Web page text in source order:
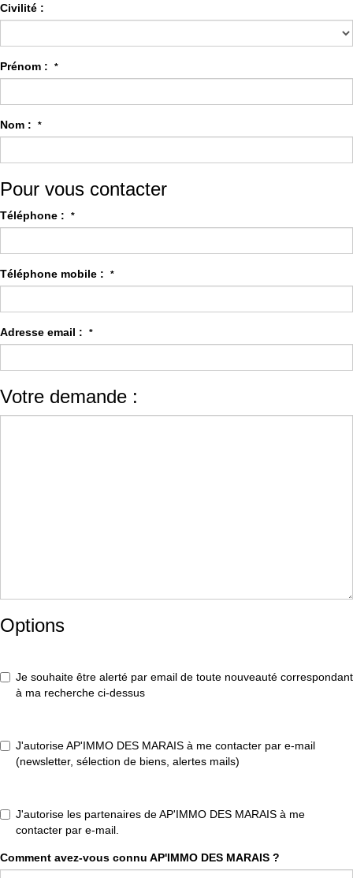
Civilité :
Prénom : *
Nom : *
Pour vous contacter
Téléphone : *
Téléphone mobile : *
Adresse email : *
Votre demande :
Options
Je souhaite être alerté par email de toute nouveauté correspondant
à ma recherche ci-dessus
J'autorise AP'IMMO DES MARAIS à me contacter par e-mail
(newsletter, sélection de biens, alertes mails)
J'autorise les partenaires de AP'IMMO DES MARAIS à me
contacter par e-mail.
Comment avez-vous connu AP'IMMO DES MARAIS ?